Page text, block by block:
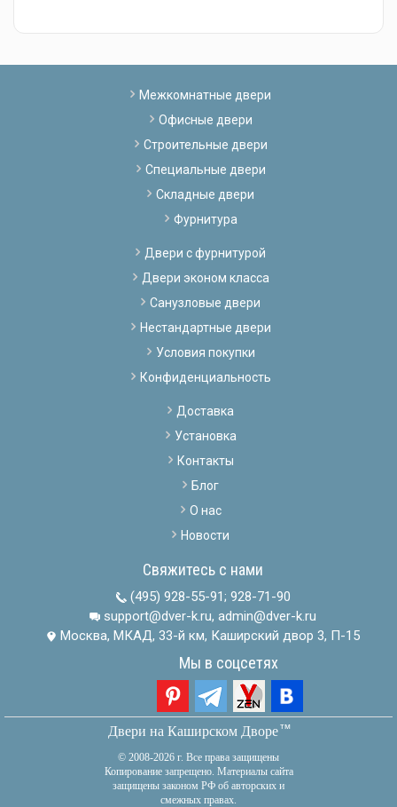
Межкомнатные двери
Офисные двери
Строительные двери
Специальные двери
Складные двери
Фурнитура
Двери с фурнитурой
Двери эконом класса
Санузловые двери
Нестандартные двери
Условия покупки
Конфиденциальность
Доставка
Установка
Контакты
Блог
О нас
Новости
Свяжитесь с нами
(495) 928-55-91; 928-71-90
support@dver-k.ru, admin@dver-k.ru
Москва, МКАД, 33-й км, Каширский двор 3, П-15
Мы в соцсетях
Двери на Каширском Дворетм
© 2008-2026 г. Все права защищены
Копирование запрещено. Материалы сайта
защищены законом РФ об авторских и
смежных правах.